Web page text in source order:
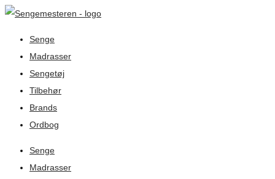
Senge
Madrasser
Sengetøj
Tilbehør
Brands
Ordbog
Senge
Madrasser